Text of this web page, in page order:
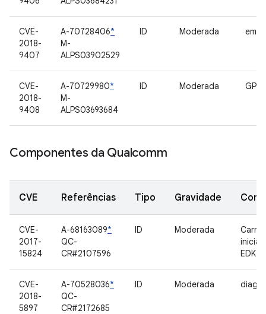
CVE-
2018-
9407
A-70728406*
M-
ALPS03902529
ID Moderada
CVE-
2018-
9408
A-70729980*
M-
ALPS03693684
ID Moderada GPS
Componentes da Qualcomm
CVE Referências Tipo Gravidade
CVE-
2017-
15824
A-68163089*
QC-
CR#2107596
ID Moderada
EDK2
CVE-
2018-
5897
A-70528036*
QC-
CR#2172685
ID Moderada diag